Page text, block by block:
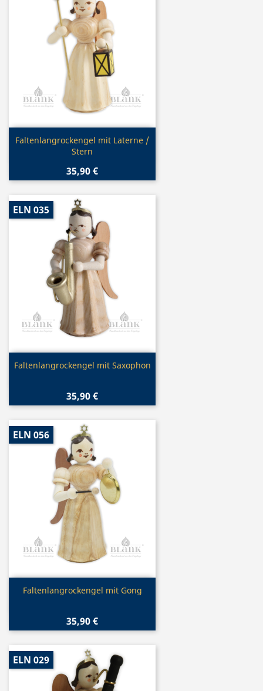
Vorschau
Faltenlangrockengel mit Laterne /
Stern
35,90 €
Vorschau
Faltenlangrockengel mit Saxophon
35,90 €
ELN 035
Vorschau
Faltenlangrockengel mit Gong
35,90 €
ELN 056
ELN 029